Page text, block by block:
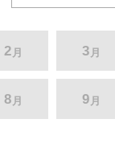
2 月 3 月
8 月 9 月